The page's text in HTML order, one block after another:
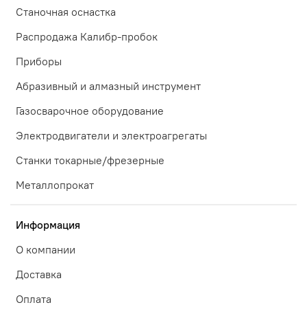
Станочная оснастка
Распродажа Калибр-пробок
Приборы
Абразивный и алмазный инструмент
Газосварочное оборудование
Электродвигатели и электроагрегаты
Станки токарные/фрезерные
Металлопрокат
Информация
О компании
Доставка
Оплата